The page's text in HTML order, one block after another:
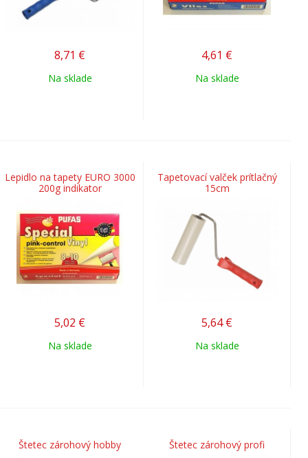
8,71 €
Na sklade
4,61 €
Na sklade
Lepidlo na tapety EURO 3000
200g indikator
5,02 €
Na sklade
Tapetovací valček prítlačný
15cm
5,64 €
Na sklade
Štetec zárohový hobby Štetec zárohový profi